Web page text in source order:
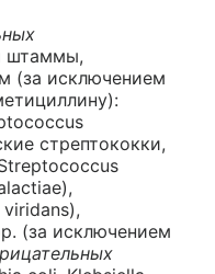
штаммы,
(за исключением
стрептококки,
(за исключением